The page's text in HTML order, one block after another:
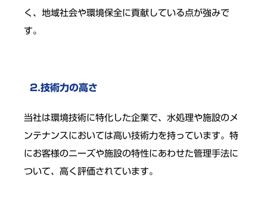
く、地域社会や環境保全に貢献している点が強みで
す。
2.技術力の高さ
当社は環境技術に特化した企業で、水処理や施設のメ
ンテナンスにおいては高い技術力を持っています。特
にお客様のニーズや施設の特性にあわせた管理手法に
ついて、高く評価されています。